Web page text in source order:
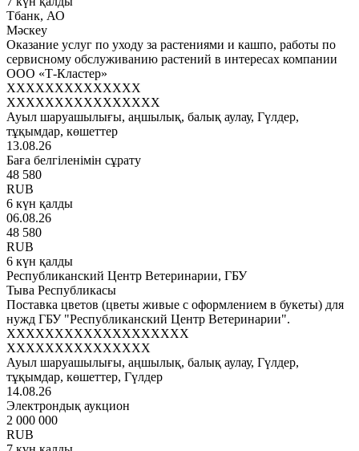
Тбанк, АО
Мәскеу
Оказание услуг по уходу за растениями и кашпо, работы по
сервисному обслуживанию растений в интересах компании
ООО «Т-Кластер»
XXXXXXXXXXXXXX
XXXXXXXXXXXXXXXX
Ауыл шаруашылығы, аңшылық, балық аулау, Гүлдер,
тұқымдар, көшеттер
13.08.26
Баға белгіленімін сұрату
48 580
RUB
6 күн қалды
06.08.26
48 580
RUB
6 күн қалды
Республиканский Центр Ветеринарии, ГБУ
Тыва Республикасы
Поставка цветов (цветы живые с оформлением в букеты) для
нужд ГБУ "Республиканский Центр Ветеринарии".
XXXXXXXXXXXXXXXXXXX
XXXXXXXXXXXXXXX
Ауыл шаруашылығы, аңшылық, балық аулау, Гүлдер,
тұқымдар, көшеттер, Гүлдер
14.08.26
Электрондық аукцион
2 000 000
RUB